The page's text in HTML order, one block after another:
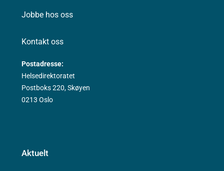
Jobbe hos oss
Kontakt oss
Postadresse:
Helsedirektoratet
Postboks 220, Skøyen
0213 Oslo
Aktuelt